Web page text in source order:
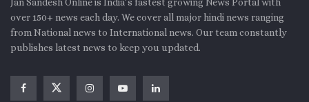
over 150+ news each day. We cover all major hindi news ranging
from National news to International news. Our team constantly
publishes latest news to keep you updated.